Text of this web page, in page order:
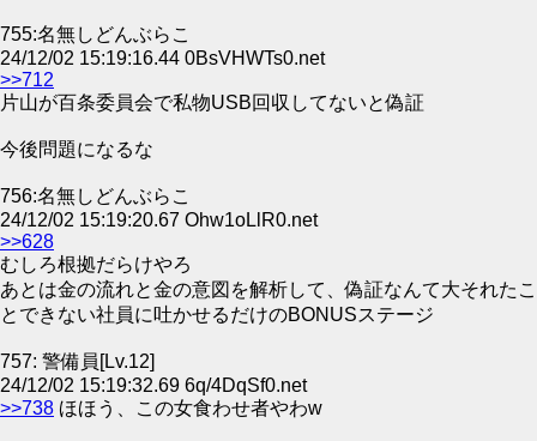
755:名無しどんぶらこ
24/12/02 15:19:16.44 0BsVHWTs0.net
>>712
片山が百条委員会で私物USB回収してないと偽証
今後問題になるな
756:名無しどんぶらこ
24/12/02 15:19:20.67 Ohw1oLlR0.net
>>628
むしろ根拠だらけやろ
あとは金の流れと金の意図を解析して、偽証なんて大それたこ
とできない社員に吐かせるだけのBONUSステージ
757: 警備員[Lv.12]
24/12/02 15:19:32.69 6q/4DqSf0.net
>>738 ほほう、この女食わせ者やわw